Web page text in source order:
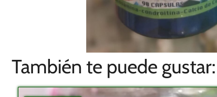
También te puede gustar: